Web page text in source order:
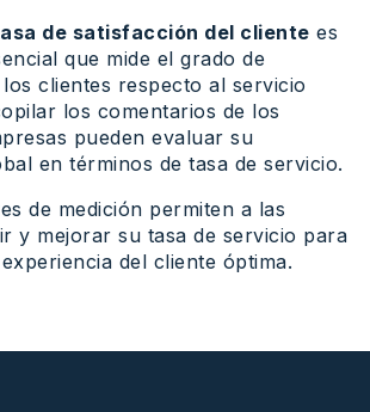
de satisfacción del cliente es
que mide el grado de
clientes respecto al servicio
los comentarios de los
pueden evaluar su
en términos de tasa de servicio.
de medición permiten a las
y mejorar su tasa de servicio para
del cliente óptima.